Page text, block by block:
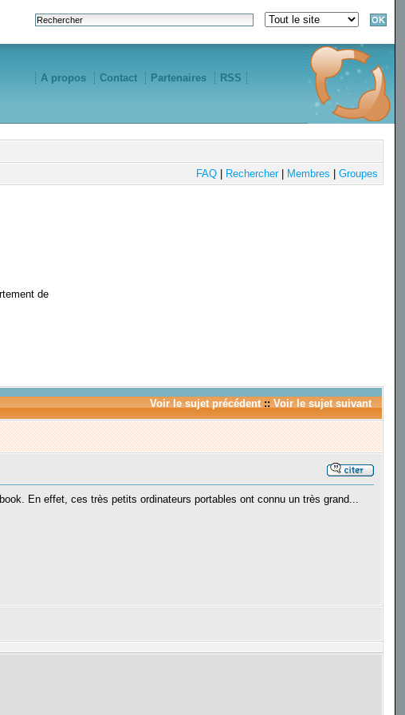
A propos Contact Partenaires RSS
FAQ| Rechercher| Membres Groupes
de
Voir le sujet précédent:: Voir le sujet suivant
En effet, ces très petits ordinateurs portables ont connu un très grand...